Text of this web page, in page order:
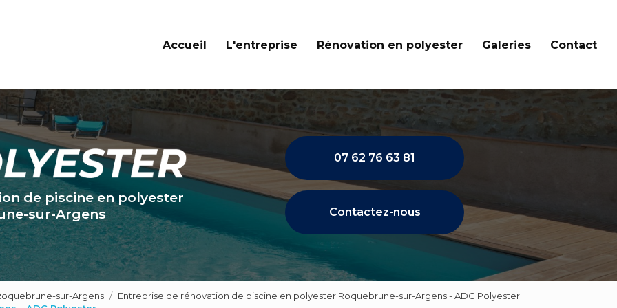
Accueil L'entreprise Rénovation en polyester Galeries Contact
de piscine en polyester
sur-Argens
07 62 76 63 81
Contactez-nous
sur-Argens
Entreprise de rénovation de piscine en polyester Roquebrune-sur-Argens - ADC Polyester